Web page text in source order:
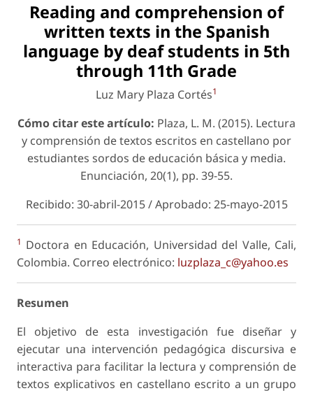
Reading and comprehension of
written texts in the Spanish
language by deaf students in 5th
through 11th Grade
Luz Mary Plaza Cortés1
Cómo citar este artículo: Plaza, L. M. (2015). Lectura
y comprensión de textos escritos en castellano por
estudiantes sordos de educación básica y media.
Enunciación, 20(1), pp. 39-55.
Recibido: 30-abril-2015 / Aprobado: 25-mayo-2015
1 Doctora en Educación, Universidad del Valle, Cali,
Colombia. Correo electrónico: luzplaza_c@yahoo.es
Resumen
El objetivo de esta investigación fue diseñar y
ejecutar una intervención pedagógica discursiva e
interactiva para facilitar la lectura y comprensión de
textos explicativos en castellano escrito a un grupo